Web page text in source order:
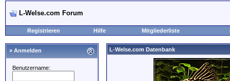
L-Welse.com Forum
Registrieren Hilfe Mitgliederliste
» Anmelden
Benutzername:
L-Welse.com Datenbank